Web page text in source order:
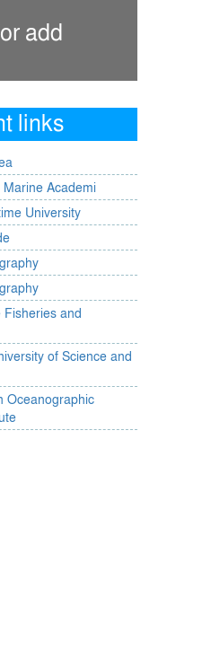
add
links
Academi
University
Fisheries and
of Science and
Oceanographic